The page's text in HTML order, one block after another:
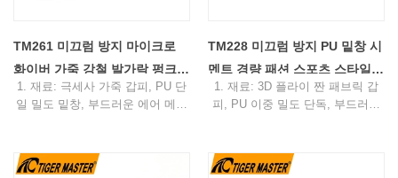
TM261 미끄럼 방지 마이크로
화이버 가죽 강철 발가락 펑크
방지 방수 남성 운동화 안전화
1. 재료: 극세사 가죽 갑피, PU 단
일 밀도 밑창, 부드러운 에어 메쉬
3. 토우 캡 및 미드솔: 스틸 토우 캡
및 아라미드 섬유 중창
TM228 미끄럼 방지 PU 밑창 시
멘트 경량 패션 스포츠 스타일
안전 신발 강철 발가락
1. 재료: 3D 플라이 짠 패브릭 갑
피, PU 이중 밀도 단독, 부드러운
3. 토 캡 & 미드솔 : 스틸 토 캡 &
스틸 플레이트